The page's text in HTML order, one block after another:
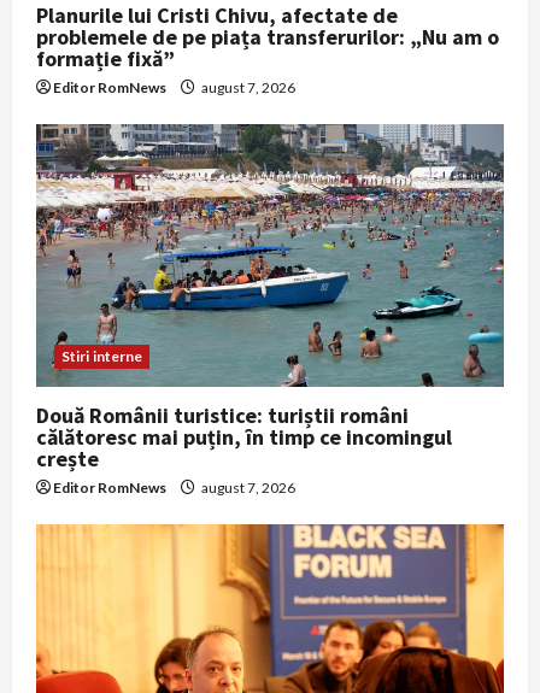
Planurile lui Cristi Chivu, afectate de
problemele de pe piața transferurilor: „Nu am o
formație fixă”
Editor RomNews august 7, 2026
Stiri interne
Două Românii turistice: turiștii români
călătoresc mai puțin, în timp ce incomingul
crește
Editor RomNews august 7, 2026